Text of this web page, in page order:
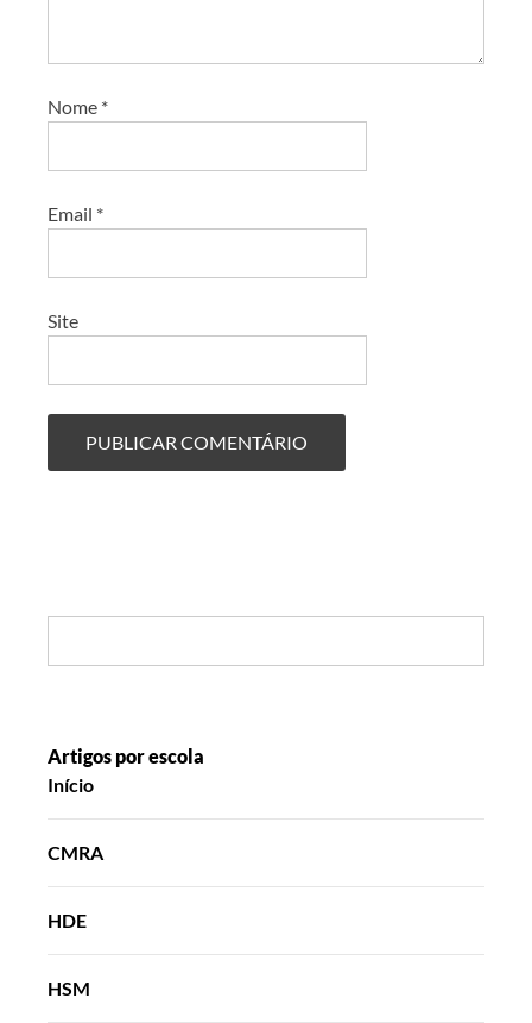
Nome *
Email *
Site
Artigos por escola
Início
CMRA
HDE
HSM